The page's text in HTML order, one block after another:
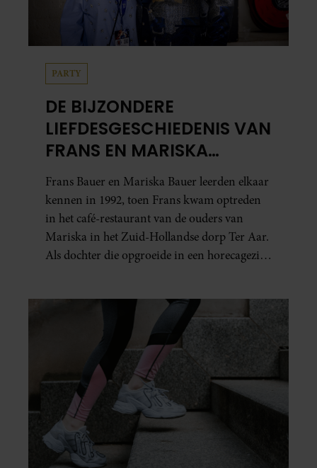
PARTY
DE BIJZONDERE
LIEFDESGESCHIEDENIS VAN
FRANS EN MARISKA
BAUER: OOK IN BED
ELKAARS EERSTE
Frans Bauer en Mariska Bauer leerden elkaar
kennen in 1992, toen Frans kwam optreden
in het café-restaurant van de ouders van
Mariska in het Zuid-Hollandse dorp Ter Aar.
Als dochter die opgroeide in een horecagezin